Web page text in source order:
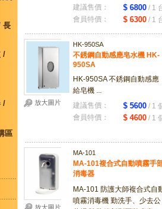
長
/
/
區
建議售價：
$ 6800/ 1
會員特價：
$ 6300/ 1
放大圖片
HK-950SA
不銹鋼自動感應皂水機 HK-
950SA
HK-950SA 不銹鋼自動感應
給皂機 ...
建議售價：
$ 5600/ 1
會員特價：
$ 4600/ 1
放大圖片
MA-101
MA-101複合式自動噴霧手
消毒器
MA-101 防護大師複合式自
噴霧消毒機 勤洗手、少去公